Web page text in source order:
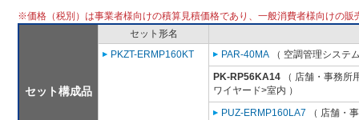
※価格（税別）は事業者様向けの積算見積価格であり、一般消費者様向けの販
セット構成品
セット形名
PKZT-ERMP160KT
PAR-40MA （ 空調管理システ
PK-RP56KA14 （ 店舗・事務所
ワイヤード>室内 ）
PUZ-ERMP160LA7 （ 店舗・